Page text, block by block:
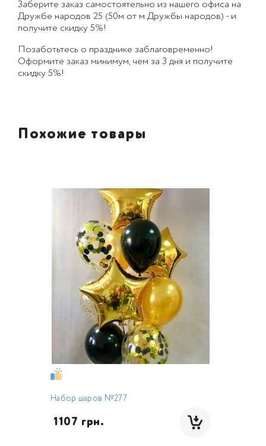
Заберите заказ самостоятельно из нашего офиса на
Дружбе народов 25 (50м от м.Дружбы народов) - и
получите скидку 5%!
Позаботьтесь о празднике заблаговременно!
Оформите заказ минимум, чем за 3 дня и получите
скидку 5%!
Похожие товары
Набор шаров №277
1107 грн.